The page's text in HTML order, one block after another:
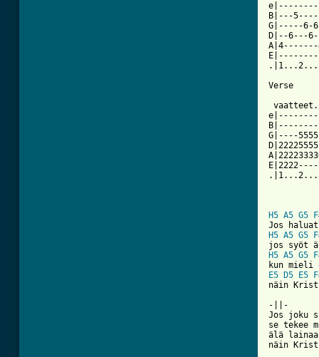
B|---
G|-----6-
D|--6---
G|----
H5 A5 G5
H5 A5 G5
H5 A5 G5
E5
D5 E5
näin
-||-
Jos joku
se tekee
älä
näin